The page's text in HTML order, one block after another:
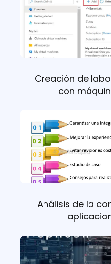
Creación de
con
Análisis de la